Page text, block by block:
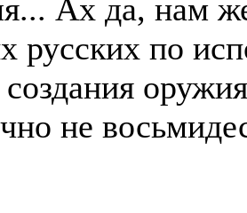
Ах да, нам
русских по
не